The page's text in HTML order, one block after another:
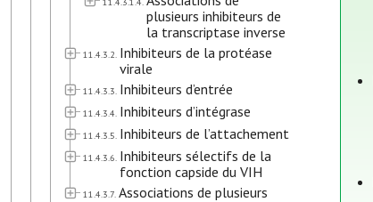
plusieurs inhibiteurs de
la transcriptase inverse
11.4.3.2. Inhibiteurs de la protéase
virale
11.4.3.3. Inhibiteurs d’entrée
11.4.3.4. Inhibiteurs d’intégrase
11.4.3.5. Inhibiteurs de l’attachement
11.4.3.6. Inhibiteurs sélectifs de la
fonction capside du VIH
11.4.3.7. Associations de plusieurs